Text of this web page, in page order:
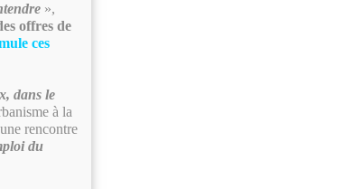
»,
offres de
ces
dans le
à la
rencontre
du